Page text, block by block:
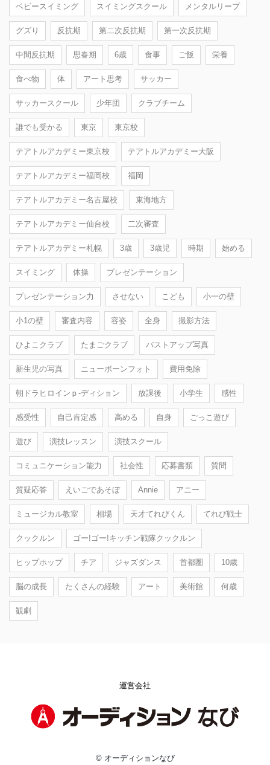
ベビースイミング スイミングスクール メンタルリープ
グズり 反抗期 第二次反抗期 第一次反抗期
中間反抗期 思春期 6歳 食事 ご飯 栄養
食べ物 体 アート思考 サッカー
サッカースクール 少年団 クラブチーム
誰でも受かる 東京 東京校
テアトルアカデミー東京校 テアトルアカデミー大阪
テアトルアカデミー福岡校 福岡
テアトルアカデミー名古屋校 東海地方
テアトルアカデミー仙台校 二次審査
テアトルアカデミー札幌 3歳 3歳児 時期 始める
スイミング 体操 プレゼンテーション
プレゼンテーション力 させない こども 小一の壁
小1の壁 審査内容 容姿 全身 撮影方法
ひよこクラブ たまごクラブ バストアップ写真
新生児の写真 ニューボーンフォト 費用免除
朝ドラヒロインｐ-ディション 放課後 小学生 感性
感受性 自己肯定感 高める 自身 ごっこ遊び
遊び 演技レッスン 演技スクール
コミュニケーション能力 社会性 応募書類 質問
質疑応答 えいごであそぼ Annie アニー
ミュージカル教室 相場 天才てれびくん てれび戦士
クックルン ゴー!ゴー!キッチン戦隊クックルン
ヒップホップ チア ジャズダンス 首都圏 10歳
脳の成長 たくさんの経験 アート 美術館 何歳
観劇
運営会社
© オーディションなび